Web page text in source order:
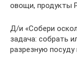
овощи, продукты
Д/и «Собери
задача: собрать
разрезную посуду